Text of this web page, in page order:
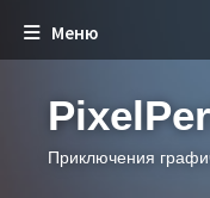
Меню
Приключения